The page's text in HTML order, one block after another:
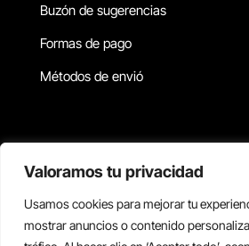
Valoramos tu privacidad
Usamos cookies para mejorar tu
mostrar anuncios o contenido
Buzón de sugerencias
Formas de pago
Métodos de envió
Copyright © 2026 Reisix. Todos los